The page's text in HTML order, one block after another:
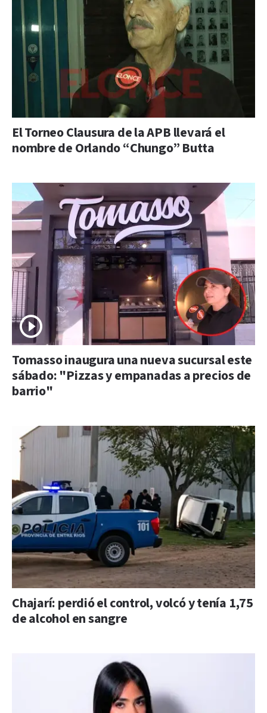
El Torneo Clausura de la APB llevará el
nombre de Orlando “Chungo” Butta
Tomasso inaugura una nueva sucursal este
sábado: "Pizzas y empanadas a precios de
barrio"
Chajarí: perdió el control, volcó y tenía 1,75
de alcohol en sangre